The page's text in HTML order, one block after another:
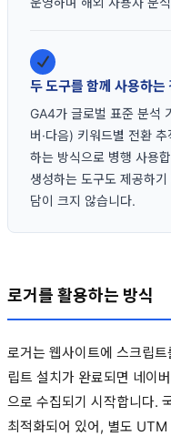
두 도구를 함께 사용하는
GA4가 글로벌 표준 분석
버·다음) 키워드별 전환
하는 방식으로 병행 사용
생성하는 도구도 제공하
담이 크지 않습니다.
로거를 활용하는 방식
로거는 웹사이트에 스크립
립트 설치가 완료되면 네이
으로 수집되기 시작합니다.
최적화되어 있어, 별도 UTM